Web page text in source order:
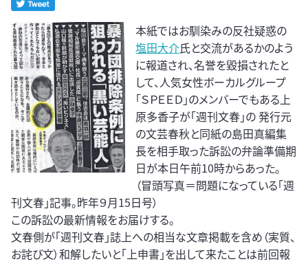
本紙ではお馴染みの反社疑惑の
塩田大介氏と交流があるかのよう
に報道され、名誉を毀損されたと
して、人気女性ボーカルグループ
「ＳＰＥＥＤ」のメンバーでもある上
原多香子が「週刊文春」の 発行元
の文芸春秋と同紙の島田真編集
長を相手取った訴訟の弁論準備期
日が本日午前10時からあった。
（冒頭写真＝問題になっている「週
刊文春」記事。昨年９月15日号）
この訴訟の最新情報をお届けする。
文春側が「週刊文春」誌上への相当な文章掲載を含め（実質、
お詫び文）和解したいと「上申書」を出して来たことは前回報